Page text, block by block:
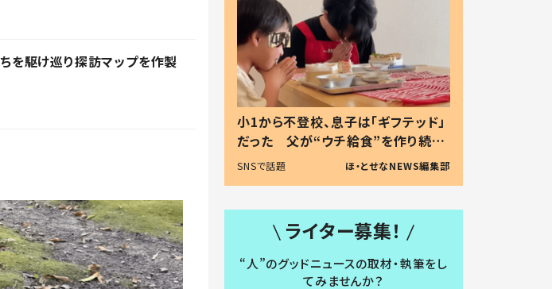
を駆け巡り探訪マップを作製
小1から不登校、息子は「ギフテッド」
だった 父が“ウチ給食”を作り続け
る理由とは #令和の親 #令和の子
SNSで話題 ほ・とせなNEWS編集部
ライター募集！
“人”のグッドニュースの取材・執筆をし
てみませんか？